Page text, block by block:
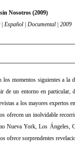
Nosotros (2009)
Español | Documental | 2009
momentos siguientes a la
de un entorno en particular,
a los mayores expertos
ofrecen un inolvidable
Nueva York, Los Ángeles,
ofrece sorprendentes